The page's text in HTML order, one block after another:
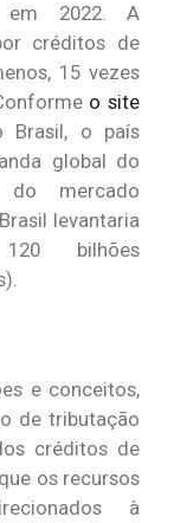
em 2022. A
créditos de
15 vezes
o site
Brasil, o país
global do
do mercado
levantaria
bilhões
e conceitos,
de tributação
créditos de
os recursos
à